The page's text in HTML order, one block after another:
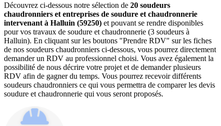
Découvrez ci-dessous notre sélection de 20 soudeurs
chaudronniers et entreprises de soudure et chaudronnerie
intervenant à Halluin (59250) et pouvant se rendre disponibles
pour vos travaux de soudure et chaudronnerie (3 soudeurs à
Halluin). En cliquant sur les boutons "Prendre RDV" sur les fiches
de nos soudeurs chaudronniers ci-dessous, vous pourrez directement
demander un RDV au professionnel choisi. Vous avez également la
possibilité de nous décrire votre projet et de demander plusieurs
RDV afin de gagner du temps. Vous pourrez recevoir différents
soudeurs chaudronniers ce qui vous permettra de comparer les devis
soudure et chaudronnerie qui vous seront proposés.